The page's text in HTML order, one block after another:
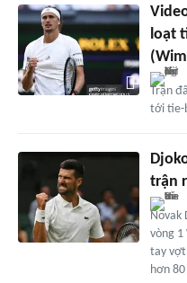
loạt
Trận
tới tie-
trận
Novak
vòng
tay vợt
hơn